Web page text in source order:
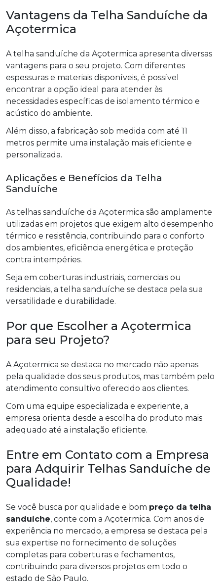
Vantagens da Telha Sanduíche da
Açotermica
A telha sanduíche da Açotermica apresenta diversas
vantagens para o seu projeto. Com diferentes
espessuras e materiais disponíveis, é possível
encontrar a opção ideal para atender às
necessidades específicas de isolamento térmico e
acústico do ambiente.
Além disso, a fabricação sob medida com até 11
metros permite uma instalação mais eficiente e
personalizada.
Aplicações e Benefícios da Telha
Sanduíche
As telhas sanduíche da Açotermica são amplamente
utilizadas em projetos que exigem alto desempenho
térmico e resistência, contribuindo para o conforto
dos ambientes, eficiência energética e proteção
contra intempéries.
Seja em coberturas industriais, comerciais ou
residenciais, a telha sanduíche se destaca pela sua
versatilidade e durabilidade.
Por que Escolher a Açotermica
para seu Projeto?
A Açotermica se destaca no mercado não apenas
pela qualidade dos seus produtos, mas também pelo
atendimento consultivo oferecido aos clientes.
Com uma equipe especializada e experiente, a
empresa orienta desde a escolha do produto mais
adequado até a instalação eficiente.
Entre em Contato com a Empresa
para Adquirir Telhas Sanduíche de
Qualidade!
Se você busca por qualidade e bom preço da telha
sanduíche, conte com a Açotermica. Com anos de
experiência no mercado, a empresa se destaca pela
sua expertise no fornecimento de soluções
completas para coberturas e fechamentos,
contribuindo para diversos projetos em todo o
estado de São Paulo.